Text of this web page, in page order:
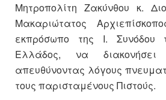
Μητροπολίτη Ζακύνθου κ.
Μακαριώτατος
εκπρόσωπο της Ι. Συνόδου
Ελλάδος, να
απευθύνοντας λόγους
τους παρισταμένους Πιστούς.